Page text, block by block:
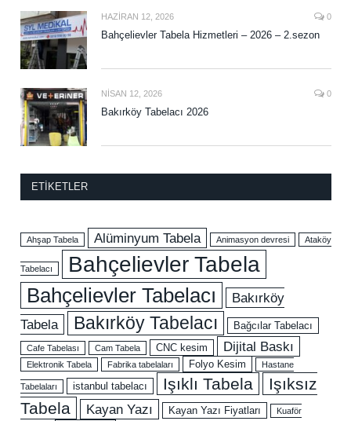
HAZIRAN 12, 2026 0
Bahçelievler Tabela Hizmetleri – 2026 – 2.sezon
NISAN 12, 2026 0
Bakırköy Tabelacı 2026
ETIKETLER
Ahşap Tabela Alüminyum Tabela Animasyon devresi Ataköy
Tabelacı Bahçelievler Tabela
Bahçelievler Tabelacı
Bakırköy
Tabela
Bakırköy Tabelacı Bağcılar Tabelacı
Cafe Tabelası Cam Tabela CNC kesim Dijital Baskı
Elektronik Tabela Fabrika tabelaları Folyo Kesim Hastane
Tabelaları istanbul tabelacı Işıklı Tabela
Işıksız
Tabela
Kayan Yazı Kayan Yazı Fiyatları
Kuaför